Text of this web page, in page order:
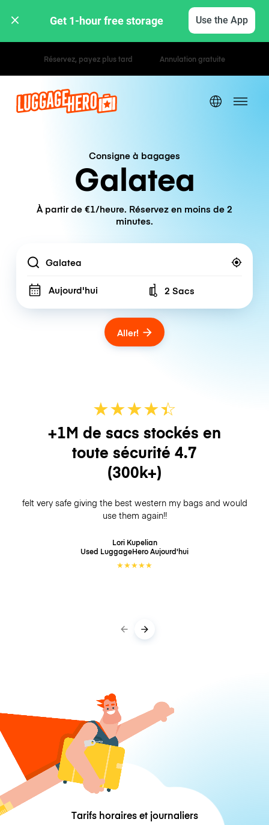
Get 1-hour free storage Use the App
Tarifs horaires / journaliers
Consigne à bagages
Galatea
À partir de €1/heure. Réservez en moins de 2
minutes.
Location
Aujourd'hui Number of bags
2 Sacs
Aller!
★★★★☆
★
+1M de sacs stockés en
toute sécurité 4.7
(300k+)
felt very safe giving the best western my bags and would
use them again!!
Lori Kupelian
Used LuggageHeroAujourd'hui
★★★★★
Tarifs horaires et journaliers